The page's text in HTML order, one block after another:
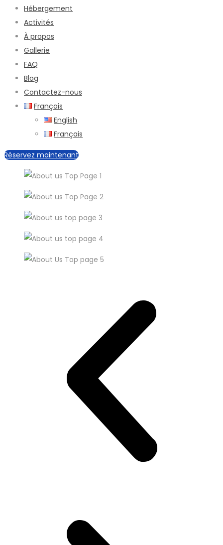
Hébergement
Activités
À propos
Gallerie
FAQ
Blog
Contactez-nous
Français
English
Français
Réservez maintenant